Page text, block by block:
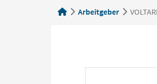
Arbeitgeber